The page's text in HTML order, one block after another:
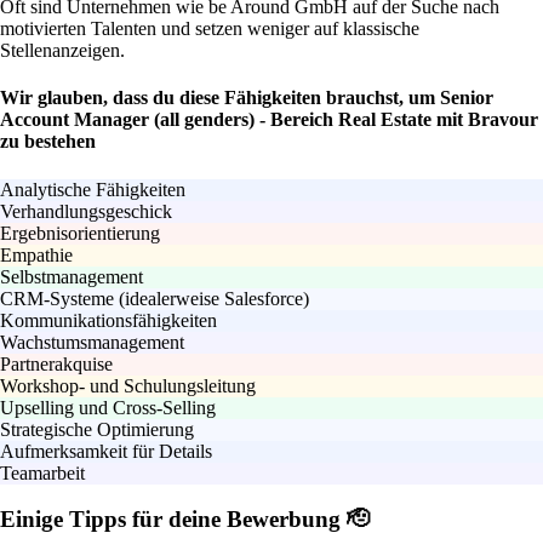
Oft sind Unternehmen wie be Around GmbH auf der Suche nach
motivierten Talenten und setzen weniger auf klassische
Stellenanzeigen.
Wir glauben, dass du diese Fähigkeiten brauchst, um Senior
Account Manager (all genders) - Bereich Real Estate mit Bravour
zu bestehen
Analytische Fähigkeiten
Verhandlungsgeschick
Ergebnisorientierung
Empathie
Selbstmanagement
CRM-Systeme (idealerweise Salesforce)
Kommunikationsfähigkeiten
Wachstumsmanagement
Partnerakquise
Workshop- und Schulungsleitung
Upselling und Cross-Selling
Strategische Optimierung
Aufmerksamkeit für Details
Teamarbeit
Einige Tipps für deine Bewerbung 🫡